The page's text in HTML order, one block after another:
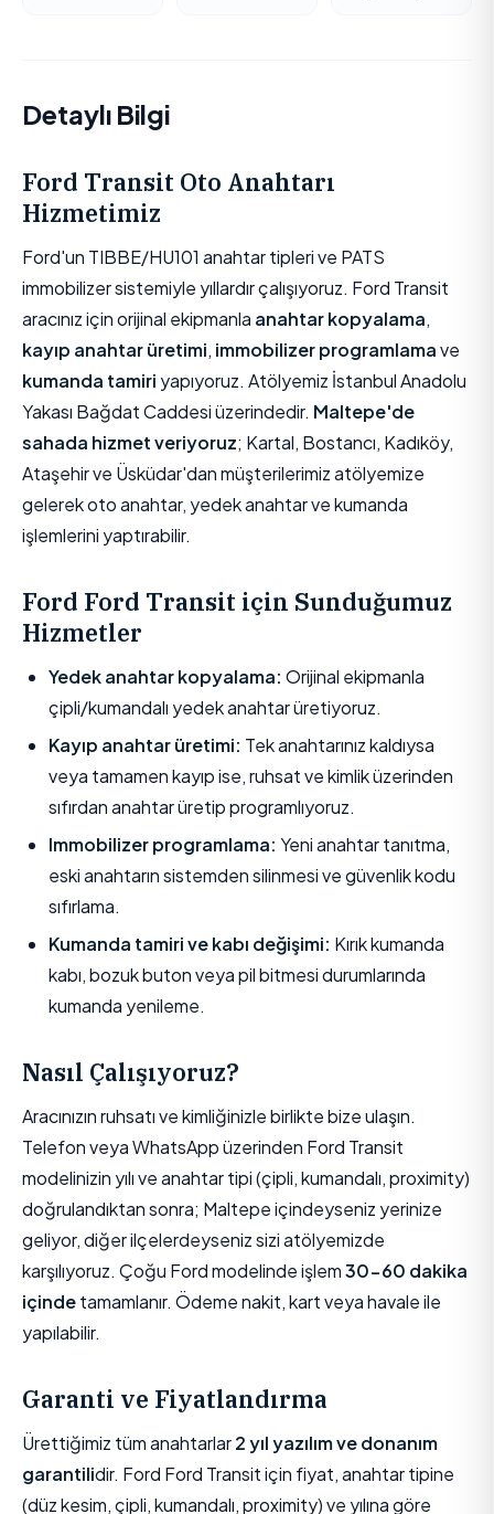
Detaylı Bilgi
Ford Transit Oto Anahtarı
Hizmetimiz
Ford'un TIBBE/HU101 anahtar tipleri ve PATS
immobilizer sistemiyle yıllardır çalışıyoruz. Ford Transit
aracınız için orijinal ekipmanla anahtar kopyalama,
kayıp anahtar üretimi, immobilizer programlamave
kumanda tamiri yapıyoruz. Atölyemiz İstanbul Anadolu
Yakası Bağdat Caddesi üzerindedir. Maltepe'de
sahada hizmet veriyoruz; Kartal, Bostancı, Kadıköy,
Ataşehir ve Üsküdar'dan müşterilerimiz atölyemize
gelerek oto anahtar, yedek anahtar ve kumanda
işlemlerini yaptırabilir.
Ford Ford Transit için Sunduğumuz
Hizmetler
Yedek anahtar kopyalama: Orijinal ekipmanla
çipli/kumandalı yedek anahtar üretiyoruz.
Kayıp anahtar üretimi: Tek anahtarınız kaldıysa
veya tamamen kayıp ise, ruhsat ve kimlik üzerinden
sıfırdan anahtar üretip programlıyoruz.
Immobilizer programlama: Yeni anahtar tanıtma,
eski anahtarın sistemden silinmesi ve güvenlik kodu
sıfırlama.
Kumanda tamiri ve kabı değişimi: Kırık kumanda
kabı, bozuk buton veya pil bitmesi durumlarında
kumanda yenileme.
Nasıl Çalışıyoruz?
Aracınızın ruhsatı ve kimliğinizle birlikte bize ulaşın.
Telefon veya WhatsApp üzerinden Ford Transit
modelinizin yılı ve anahtar tipi (çipli, kumandalı, proximity)
doğrulandıktan sonra; Maltepe içindeyseniz yerinize
geliyor, diğer ilçelerdeyseniz sizi atölyemizde
karşılıyoruz. Çoğu Ford modelinde işlem30-60 dakika
içindetamamlanır. Ödeme nakit, kart veya havale ile
yapılabilir.
Garanti ve Fiyatlandırma
Ürettiğimiz tüm anahtarlar2 yıl yazılım ve donanım
garantilidir. Ford Ford Transit için fiyat, anahtar tipine
(düz kesim, çipli, kumandalı, proximity) ve yılına göre